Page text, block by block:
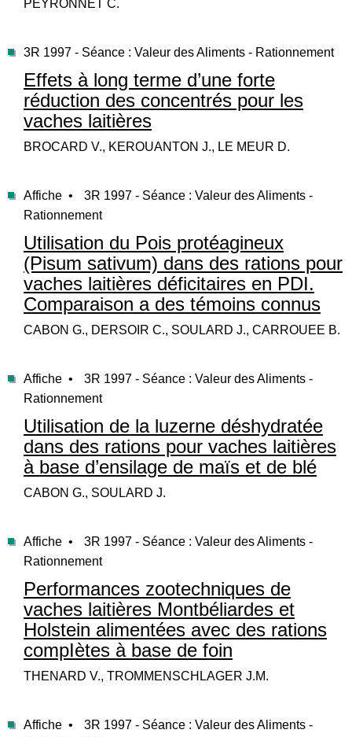
PEYRONNET C.
3R 1997 - Séance : Valeur des Aliments - Rationnement
Effets à long terme d’une forte
réduction des concentrés pour les
vaches laitières
BROCARD V., KEROUANTON J., LE MEUR D.
Affiche •
3R 1997 - Séance : Valeur des Aliments -
Rationnement
Utilisation du Pois protéagineux
(Pisum sativum) dans des rations pour
vaches laitières déficitaires en PDI.
Comparaison a des témoins connus
CABON G., DERSOIR C., SOULARD J., CARROUEE B.
Affiche •
3R 1997 - Séance : Valeur des Aliments -
Rationnement
Utilisation de la luzerne déshydratée
dans des rations pour vaches laitières
à base d’ensilage de maïs et de blé
CABON G., SOULARD J.
Affiche •
3R 1997 - Séance : Valeur des Aliments -
Rationnement
Performances zootechniques de
vaches laitières Montbéliardes et
Holstein alimentées avec des rations
compIètes à base de foin
THENARD V., TROMMENSCHLAGER J.M.
Affiche •
3R 1997 - Séance : Valeur des Aliments -